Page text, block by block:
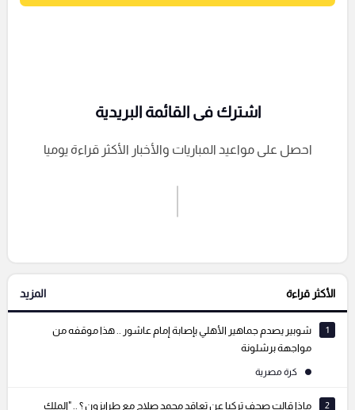
إرسال تعليق
التعليقات السابقة
اشترك فى القائمة البريدية
احصل على مواعيد المباريات والأخبار الأكثر قراءة يوميا
الأكثر قراءة المزيد
1
شوبير يصدم جماهير الأهلي بإصابة إمام عاشور .. هذا موقفه من
مواجهة برشلونة
كرة مصرية
2 ماذا قالت صحف تركيا عن تعاقد محمد صلاح مع طرابزون ؟ .. "الملك